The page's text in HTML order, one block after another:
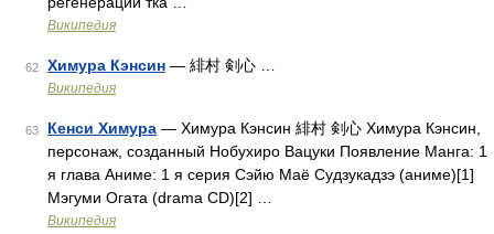
Википедия
62 Химура Кэнсин — 緋村 剣心 …
Википедия
63 Кенси Химура — Химура Кэнсин 緋村 剣心 Химура Кэнсин,
персонаж, созданный Нобухиро Вацуки Появление Манга: 1
я глава Аниме: 1 я серия Сэйю Маё Судзукадзэ (аниме)[1]
Мэгуми Огата (drama CD)[2] …
Википедия